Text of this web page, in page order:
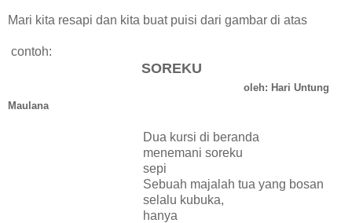
Mari kita resapi dan kita buat puisi dari gambar di atas
contoh:
SOREKU
oleh: Hari Untung
Maulana
Dua kursi di beranda
menemani soreku
sepi
Sebuah majalah tua yang bosan
selalu kubuka,
hanya